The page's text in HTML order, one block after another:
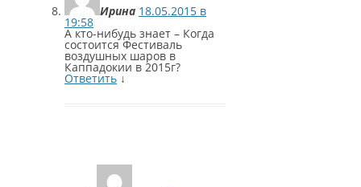
Ирина 18.05.2015 в
19:58
А кто-нибудь знает – Когда
состоится Фестиваль
воздушных шаров в
Каппадокии в 2015г?
Ответить ↓